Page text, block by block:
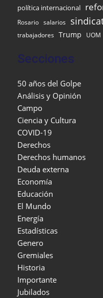
política internacional
Rosario salarios
trabajadores Trump UOM
Secciones
50 años del Golpe
Análisis y Opinión
Campo
Ciencia y Cultura
COVID-19
Derechos
Derechos humanos
Deuda externa
Economía
Educación
El Mundo
Energía
Estadísticas
Genero
Gremiales
Historia
Importante
Jubilados